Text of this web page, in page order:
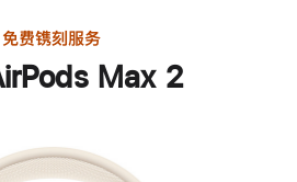
免费镌刻服务
Max 2